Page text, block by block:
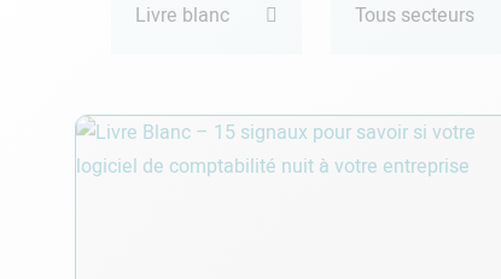
Livre blanc Tous secteurs